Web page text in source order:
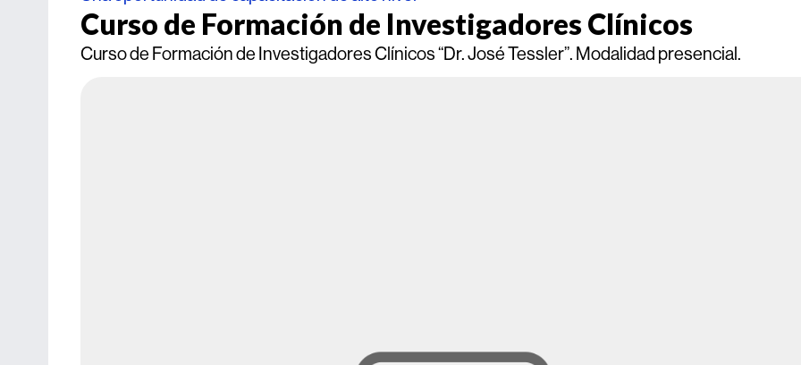
Curso de Formación de Investigadores Clínicos
Curso de Formación de Investigadores Clínicos “Dr. José Tessler”. Modalidad presencial.